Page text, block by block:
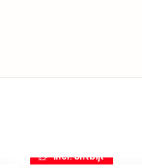
incl. ontbijt